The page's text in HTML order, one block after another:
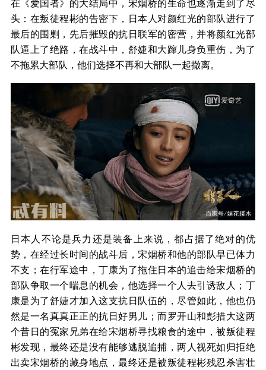
在《爱国者》的大结局中，宋烟桥的生命也逐渐走到了尽
头：在叛徒程彬的告密下，日本人对颜红光的部队进行了
最后的围剿，先后摧毁的抗日联军的密营，并将颜红光部
队逼上了绝路，在战斗中，舒婕和大蹿儿身负重伤，为了
不拖累大部队，他们选择不再和大部队一起撤离。
日本人不论是兵力还是装备上来说，都占据了绝对的优
势，在经过长时间的战斗后，宋烟桥和他的部队早已体力
不支；在行军途中，丁康为了拖住日本的追击给宋烟桥的
部队争取一个喘息的机会，他选择一个人去引诱敌人；丁
康是为了舒婕才加入这支抗日队伍的，尽管如此，他也仍
然是一名真真正正的抗日好男儿；而罗开山和彭措大这两
个昔日的冤家兄弟在给宋烟桥寻找粮食的途中，被叛徒程
彬发现，最终还是没有能够逃脱追捕，两人视死如归拒绝
出卖宋烟桥的藏身地点，最终还是被叛徒程彬残忍杀害壮